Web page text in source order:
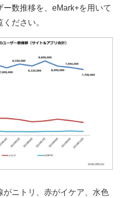
数推移を、eMark+を用いて
ださい。
ニトリ、赤がイケア、水色